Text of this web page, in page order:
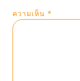
ความเห็น *